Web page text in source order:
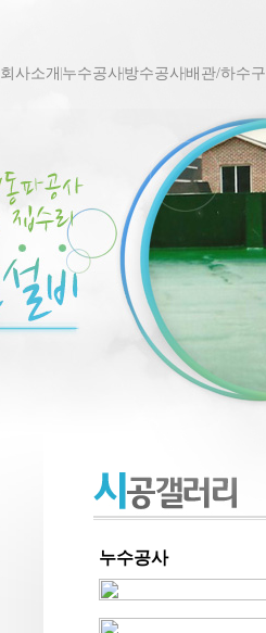
회사소개 누수공사방수공사배관/하수
누수공사